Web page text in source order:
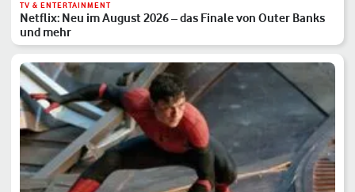
TV & ENTERTAINMENT
Netflix: Neu im August 2026 – das Finale von Outer Banks
und mehr